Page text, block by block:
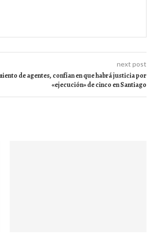
next post
de agentes, confían en que habrá justicia por
«ejecución» de cinco en Santiago